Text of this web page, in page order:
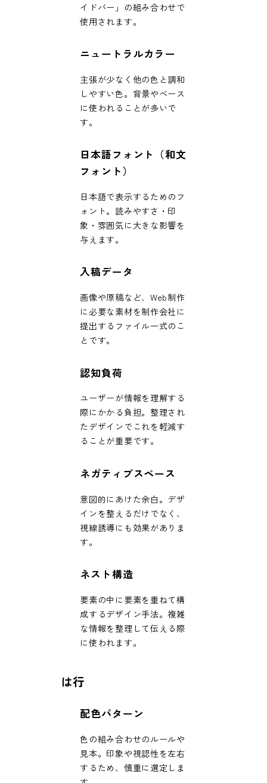
イドバー」の組み合わせで
使用されます。
ニュートラルカラー
主張が少なく他の色と調和
しやすい色。背景やベース
に使われることが多いで
す。
日本語フォント（和文
フォント）
日本語で表示するためのフ
ォント。読みやすさ・印
象・雰囲気に大きな影響を
与えます。
入稿データ
画像や原稿など、Web制作
に必要な素材を制作会社に
提出するファイル一式のこ
とです。
認知負荷
ユーザーが情報を理解する
際にかかる負担。整理され
たデザインでこれを軽減す
ることが重要です。
ネガティブスペース
意図的にあけた余白。デザ
インを整えるだけでなく、
視線誘導にも効果がありま
す。
ネスト構造
要素の中に要素を重ねて構
成するデザイン手法。複雑
な情報を整理して伝える際
に使われます。
は行
配色パターン
色の組み合わせのルールや
見本。印象や視認性を左右
するため、慎重に選定しま